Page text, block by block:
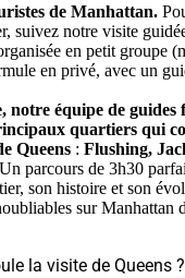
de Manhattan.
suivez notre visite
en petit groupe
en privé, avec un
notre équipe de guides
quartiers qui
Queens : Flushing,
Un parcours de 3h30
son histoire et son
sur Manhattan
la visite de Queens ?